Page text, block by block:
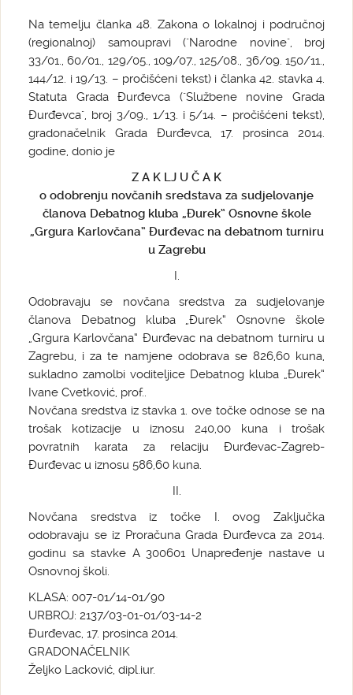
Na temelju članka 48. Zakona o lokalnoj i područnoj
(regionalnoj) samoupravi ("Narodne novine", broj
33/01., 60/01., 129/05., 109/07., 125/08., 36/09. 150/11.,
144/12. i 19/13. – pročišćeni tekst) i članka 42. stavka 4.
Statuta Grada Đurđevca ("Službene novine Grada
Đurđevca", broj 3/09., 1/13. i 5/14. – pročišćeni tekst),
gradonačelnik Grada Đurđevca, 17. prosinca 2014.
godine, donio je
Z A K LJ U Č A K
o odobrenju novčanih sredstava za sudjelovanje
članova Debatnog kluba „Đurek“ Osnovne škole
„Grgura Karlovčana“ Đurđevac na debatnom turniru
u Zagrebu
I.
Odobravaju se novčana sredstva za sudjelovanje
članova Debatnog kluba „Đurek“ Osnovne škole
„Grgura Karlovčana“ Đurđevac na debatnom turniru u
Zagrebu, i za te namjene odobrava se 826,60 kuna,
sukladno zamolbi voditeljice Debatnog kluba „Đurek“
Ivane Cvetković, prof..
Novčana sredstva iz stavka 1. ove točke odnose se na
trošak kotizacije u iznosu 240,00 kuna i trošak
povratnih karata za relaciju Đurđevac-Zagreb-
Đurđevac u iznosu 586,60 kuna.
II.
Novčana sredstva iz točke I. ovog Zaključka
odobravaju se iz Proračuna Grada Đurđevca za 2014.
godinu sa stavke A 300601 Unapređenje nastave u
Osnovnoj školi.
KLASA: 007-01/14-01/90
URBROJ: 2137/03-01-01/03-14-2
Đurđevac, 17. prosinca 2014.
GRADONAČELNIK
Željko Lacković, dipl.iur.